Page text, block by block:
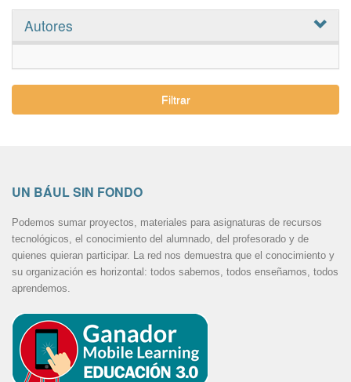
Autores
Filtrar
UN BÁUL SIN FONDO
Podemos sumar proyectos, materiales para asignaturas de recursos
tecnológicos, el conocimiento del alumnado, del profesorado y de
quienes quieran participar. La red nos demuestra que el conocimiento y
su organización es horizontal: todos sabemos, todos enseñamos, todos
aprendemos.